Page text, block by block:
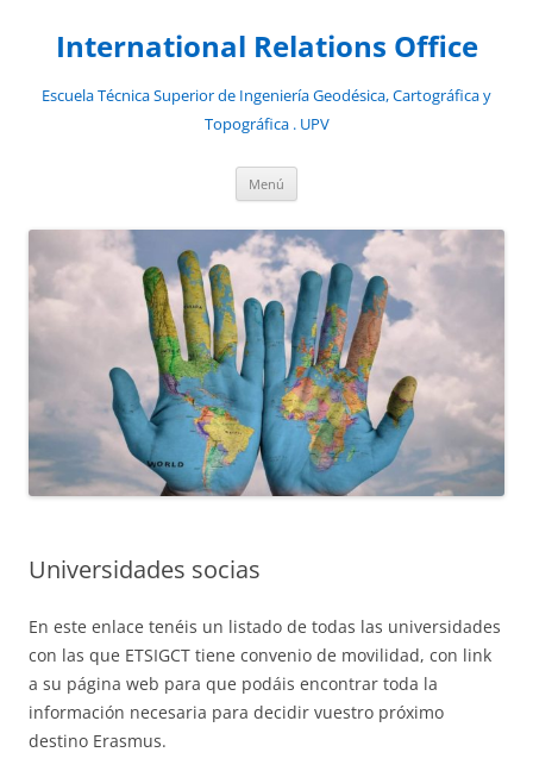
contenido
International Relations Office
Escuela Técnica Superior de Ingeniería Geodésica, Cartográfica y
Topográfica . UPV
Menú
Universidades socias
En este enlace tenéis un listado de todas las universidades
con las que ETSIGCT tiene convenio de movilidad, con link
a su página web para que podáis encontrar toda la
información necesaria para decidir vuestro próximo
destino Erasmus.